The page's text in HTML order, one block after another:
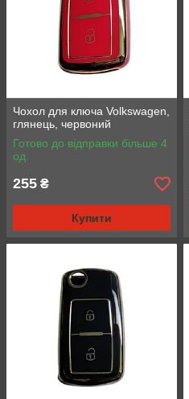
Чохол для ключа Volkswagen,
глянець, червоний
Готово до відправки більше 4
од.
255 ₴
Купити